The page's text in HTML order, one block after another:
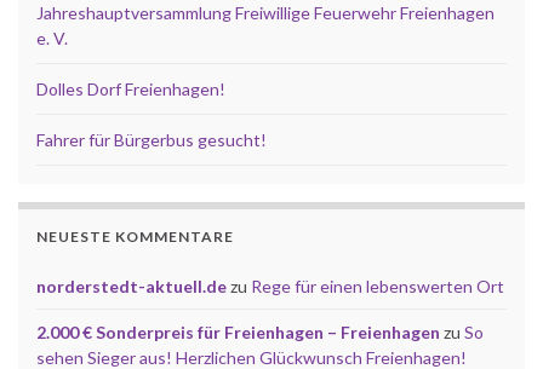
Jahreshauptversammlung Freiwillige Feuerwehr Freienhagen
e. V.
Dolles Dorf Freienhagen!
Fahrer für Bürgerbus gesucht!
NEUESTE KOMMENTARE
norderstedt-aktuell.dezu Rege für einen lebenswerten Ort
2.000 € Sonderpreis für Freienhagen – Freienhagen zu So
sehen Sieger aus! Herzlichen Glückwunsch Freienhagen!